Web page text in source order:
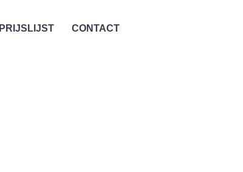
PRIJSLIJST CONTACT